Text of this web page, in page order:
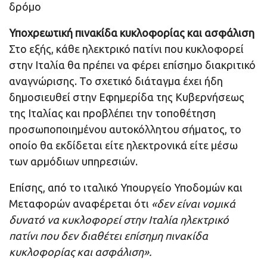
δρόμο
Υποχρεωτική πινακίδα κυκλοφορίας και ασφάλιση
Στο εξής, κάθε ηλεκτρικό πατίνι που κυκλοφορεί
στην Ιταλία θα πρέπει να φέρει επίσημο διακριτικό
αναγνώρισης. Το σχετικό διάταγμα έχει ήδη
δημοσιευθεί στην Εφημερίδα της Κυβερνήσεως
της Ιταλίας και προβλέπει την τοποθέτηση
προσωποποιημένου αυτοκόλλητου σήματος, το
οποίο θα εκδίδεται είτε ηλεκτρονικά είτε μέσω
των αρμόδιων υπηρεσιών.
Επίσης, από το ιταλικό Υπουργείο Υποδομών και
Μεταφορών αναφέρεται ότι «δεν είναι νομικά
δυνατό να κυκλοφορεί στην Ιταλία ηλεκτρικό
πατίνι που δεν διαθέτει επίσημη πινακίδα
κυκλοφορίας και ασφάλιση».